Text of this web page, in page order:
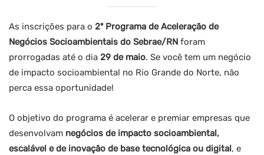
As inscrições para o 2º Programa de Aceleração de
Negócios Socioambientais do Sebrae/RN foram
prorrogadas até o dia 29 de maio. Se você tem um negócio
de impacto socioambiental no Rio Grande do Norte, não
perca essa oportunidade!
O objetivo do programa é acelerar e premiar empresas que
desenvolvam negócios de impacto socioambiental,
escalável e de inovação de base tecnológica ou digital, e